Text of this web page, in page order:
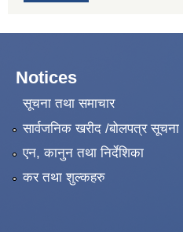
Notices
सूचना तथा समाचार
सार्वजनिक खरीद /बोलपत्र सूचना
एन, कानुन तथा निर्देशिका
कर तथा शुल्कहरु